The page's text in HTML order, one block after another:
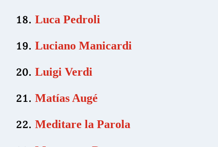
Luca Pedroli
Luciano Manicardi
Luigi Verdi
Matías Augé
Meditare la Parola